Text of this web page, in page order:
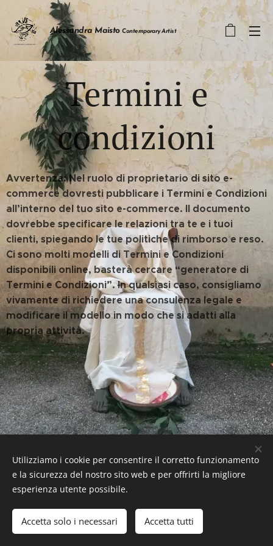
Alessandra MaistoContemporary Artist
Termini e
condizioni
Avvertenza: Nel ruolo di proprietario di sito e-
commerce dovresti pubblicare i Termini e Condizioni
all’interno del tuo sito e-commerce. Il documento
dovrebbe specificare le relazioni tra te e i tuoi
clienti, spiegando le tue politiche di rimborso e reso.
Ci sono molti modelli di Termini e Condizioni
disponibili online, basterà cercare “generatore di
Termini e Condizioni”. In qualsiasi caso, consigliamo
vivamente di richiedere una consulenza legale e
modificare il modello in modo che si adatti alla
propria attività.
© 2016 Alessandra Maisto UG Art
Creato conWebnode
Lingue
Italiano
English
Utilizziamo i cookie per consentire il corretto funzionamento
e la sicurezza del nostro sito web e per offrirti la migliore
esperienza utente possibile.
Accetta solo i necessari Accetta tutti